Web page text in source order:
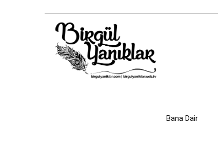
Bana Dair